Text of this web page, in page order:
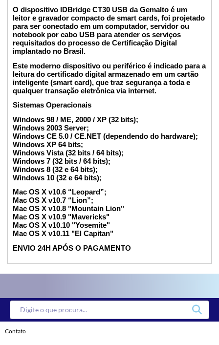
O dispositivo IDBridge CT30 USB da Gemalto é um
leitor e gravador compacto de smart cards, foi projetado
para ser conectado em um computador, servidor ou
notebook por cabo USB para atender os serviços
requisitados do processo de Certificação Digital
implantado no Brasil.
Este moderno dispositivo ou periférico é indicado para a
leitura do certificado digital armazenado em um cartão
inteligente (smart card), que traz segurança a toda e
qualquer transação eletrônica via internet.
Sistemas Operacionais
Windows 98 / ME, 2000 / XP (32 bits);
Windows 2003 Server;
Windows CE 5.0 / CE.NET (dependendo do hardware);
Windows XP 64 bits;
Windows Vista (32 bits / 64 bits);
Windows 7 (32 bits / 64 bits);
Windows 8 (32 e 64 bits);
Windows 10 (32 e 64 bits);
Mac OS X v10.6 “Leopard”;
Mac OS X v10.7 “Lion”;
Mac OS X v10.8 "Mountain Lion"
Mac OS X v10.9 "Mavericks"
Mac OS X v10.10 "Yosemite"
Mac OS X v10.11 "El Capitan"
ENVIO 24H APÓS O PAGAMENTO
Contato